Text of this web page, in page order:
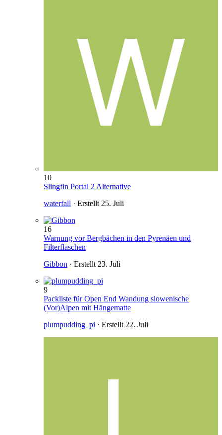
10
Slingfin Portal 2 Alternative
waterfall · Erstellt 25. Juli
16
Warnung vor Bergbächen in den Pyrenäen und
Filterflaschen
Gibbon · Erstellt 23. Juli
9
Packliste für Open End Wandung slowenische
(Vor)Alpen mit Hängematte
plumpudding_pi · Erstellt 22. Juli